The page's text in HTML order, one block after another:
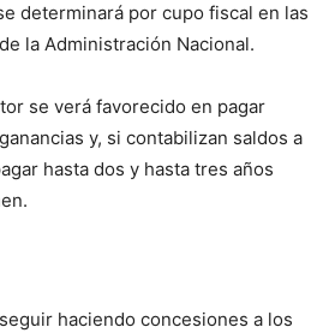
determinará por cupo fiscal en las
la Administración Nacional.
se verá favorecido en pagar
y, si contabilizan saldos a
hasta dos y hasta tres años
haciendo concesiones a los